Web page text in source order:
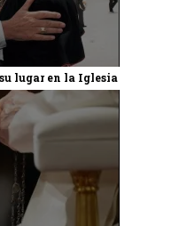
lugar en la Iglesia